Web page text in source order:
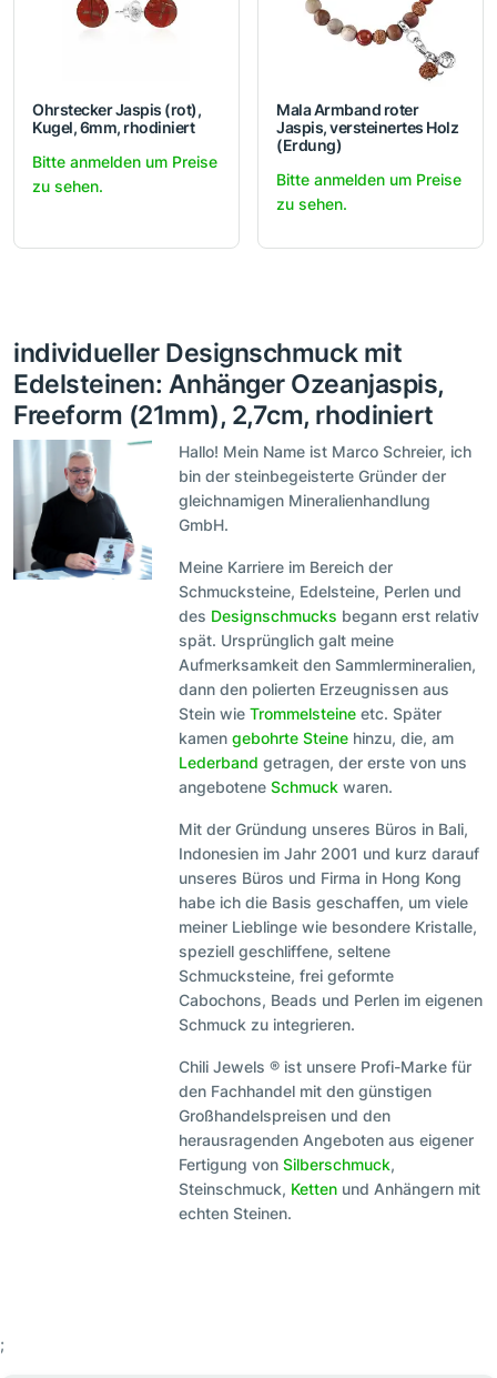
Ohrstecker Jaspis (rot),
Kugel, 6mm, rhodiniert
Bitte anmelden um Preise
zu sehen.
Mala Armband roter
Jaspis, versteinertes Holz
(Erdung)
Bitte anmelden um Preise
zu sehen.
individueller Designschmuck mit
Edelsteinen: Anhänger Ozeanjaspis,
Freeform (21mm), 2,7cm, rhodiniert
Hallo! Mein Name ist Marco Schreier, ich
bin der steinbegeisterte Gründer der
gleichnamigen Mineralienhandlung
GmbH.
Meine Karriere im Bereich der
Schmucksteine, Edelsteine, Perlen und
des Designschmucks begann erst relativ
spät. Ursprünglich galt meine
Aufmerksamkeit den Sammlermineralien,
dann den polierten Erzeugnissen aus
Stein wieTrommelsteine etc. Später
kamengebohrte Steine hinzu, die, am
Lederband getragen, der erste von uns
angeboteneSchmuck waren.
Mit der Gründung unseres Büros in Bali,
Indonesien im Jahr 2001 und kurz darauf
unseres Büros und Firma in Hong Kong
habe ich die Basis geschaffen, um viele
meiner Lieblinge wie besondere Kristalle,
speziell geschliffene, seltene
Schmucksteine, frei geformte
Cabochons, Beads und Perlen im eigenen
Schmuck zu integrieren.
Chili Jewels ® ist unsere Profi-Marke für
den Fachhandel mit den günstigen
Großhandelspreisen und den
herausragenden Angeboten aus eigener
Fertigung vonSilberschmuck,
Steinschmuck, Ketten und Anhängern mit
echten Steinen.
;